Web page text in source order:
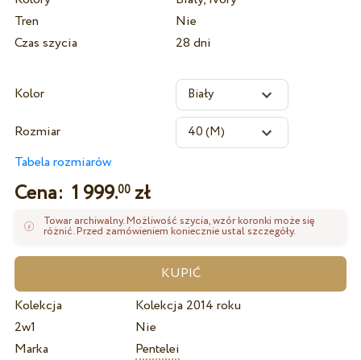
Tren
Nie
Czas szycia
28 dni
Kolor
Rozmiar
Tabela rozmiarów
Cena: 1 999.00zł
Towar archiwalny. Możliwość szycia, wzór koronki może się
różnić. Przed zamówieniem koniecznie ustal szczegóły.
Kolekcja
Kolekcja 2014 roku
2w1
Nie
Marka
Pentelei